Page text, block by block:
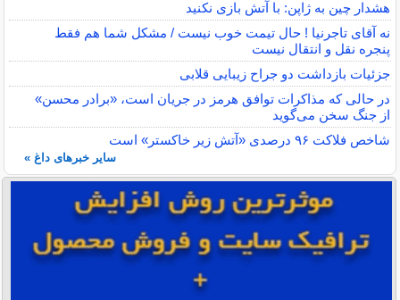
هشدار چین به ژاپن: با آتش بازی نکنید
نه آقای تاجرنیا ! حال تیمت خوب نیست / مشکل شما هم فقط
پنجره نقل و انتقال نیست
جزئیات بازداشت دو جراح زیبایی قلابی
در حالی که مذاکرات توافق هرمز در جریان است، «برادر محسن»
از جنگ سخن می‌گوید
شاخص فلاکت ۹۶ درصدی «آتش زیر خاکستر» است
سایر خبرهای داغ »